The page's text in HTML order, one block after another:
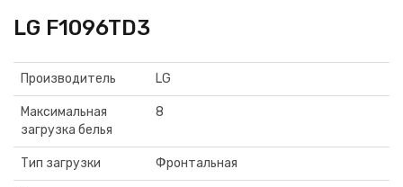
LG F1096TD3
Производитель LG
Максимальная
загрузка белья
8
Тип загрузки Фронтальная